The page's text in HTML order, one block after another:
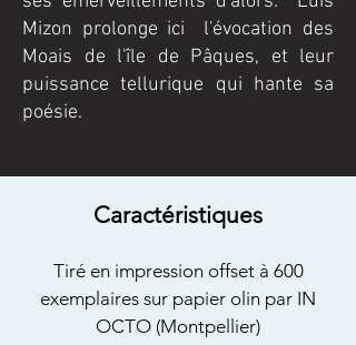
Mizon prolonge ici l'évocation des
Moais de l'île de Pâques, et leur
puissance tellurique qui hante sa
poésie.
Caractéristiques
Tiré en impression offset à 600
exemplaires sur papier olin par IN
OCTO (Montpellier)